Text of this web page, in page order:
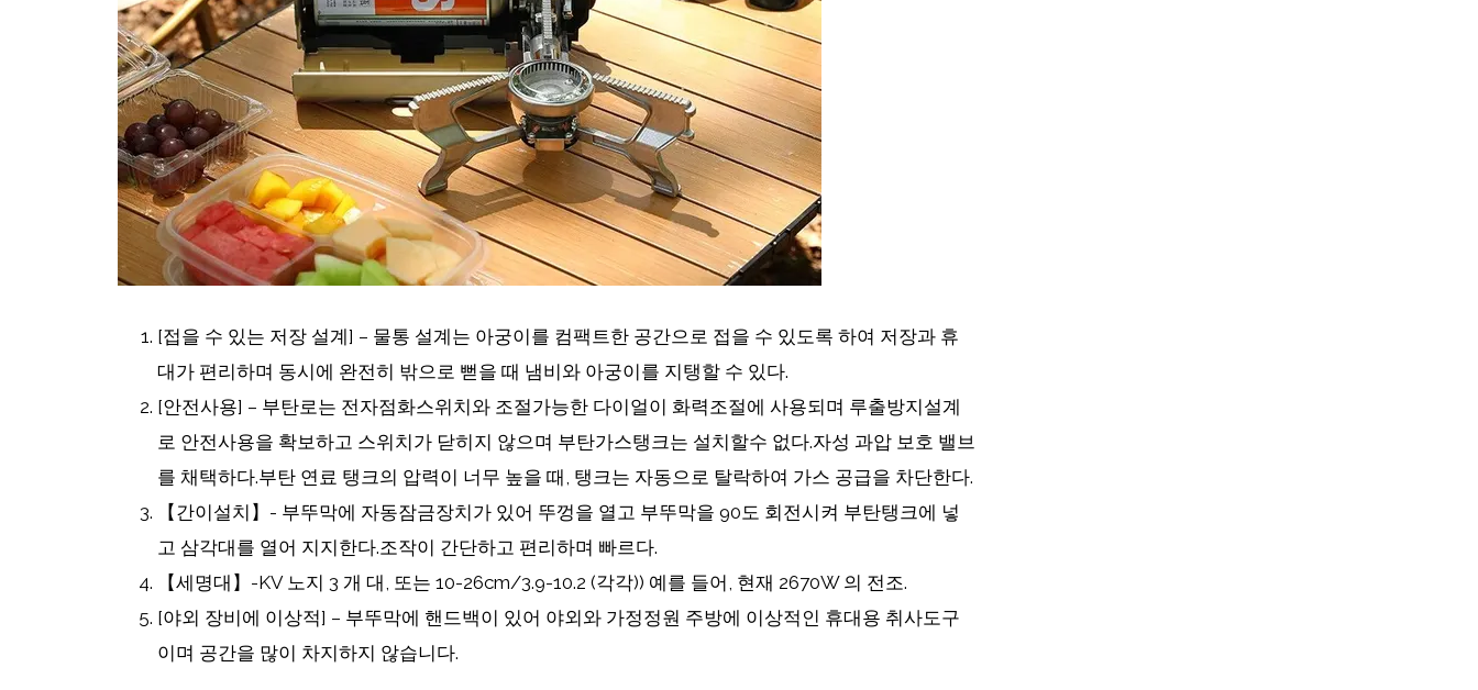
[접을 수 있는 저장 설계] – 물통 설계는 아궁이를 컴팩트한 공간으로 접을 수 있도록 하여 저장과 휴
대가 편리하며 동시에 완전히 밖으로 뻗을 때 냄비와 아궁이를 지탱할 수 있다.
[안전사용] – 부탄로는 전자점화스위치와 조절가능한 다이얼이 화력조절에 사용되며 루출방지설계
로 안전사용을 확보하고 스위치가 닫히지 않으며 부탄가스탱크는 설치할수 없다.자성 과압 보호 밸브
를 채택하다.부탄 연료 탱크의 압력이 너무 높을 때, 탱크는 자동으로 탈락하여 가스 공급을 차단한다.
【간이설치】- 부뚜막에 자동잠금장치가 있어 뚜껑을 열고 부뚜막을 90도 회전시켜 부탄탱크에 넣
고 삼각대를 열어 지지한다.조작이 간단하고 편리하며 빠르다.
【세명대】-KV 노지 3 개 대, 또는 10-26cm/3.9-10.2 (각각)) 예를 들어, 현재 2670W 의 전조.
[야외 장비에 이상적] – 부뚜막에 핸드백이 있어 야외와 가정정원 주방에 이상적인 휴대용 취사도구
이며 공간을 많이 차지하지 않습니다.